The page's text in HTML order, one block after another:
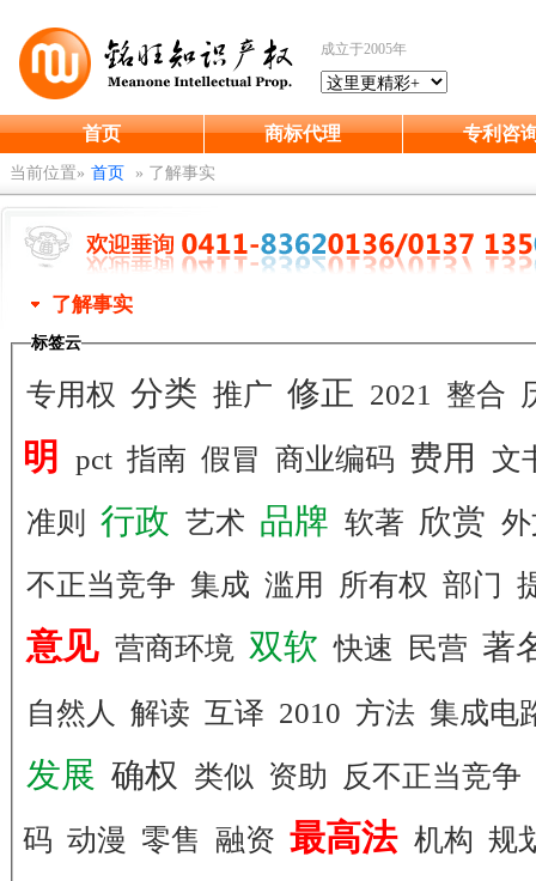
成立于2005年
首页 商标代理 专利咨
当前位置» 首页 » 了解事实
了解事实
标签云
专用权 分类 推广 修正 2021 整合
明 pct 指南 假冒 商业编码 费用
文
准则
行政 艺术 品牌 软著 欣赏
不正当竞争 集成 滥用 所有权 部门
意见 营商环境 双软 快速 民营 著
自然人 解读 互译 2010 方法 集成电
发展 确权 类似 资助
反不正当竞争
码 动漫 零售 融资 最高法 机构 规